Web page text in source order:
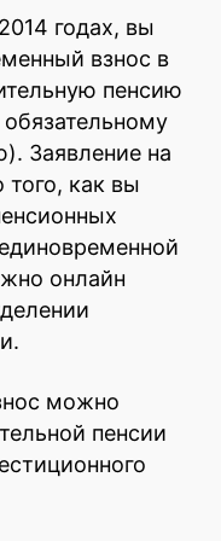
годах, вы
взнос в
пенсию
Заявление на
того, как вы
онлайн
можно
пенсии